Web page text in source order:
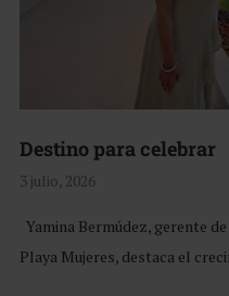
Destino para celebrar
3 julio, 2026
Yamina Bermúdez, gerente
Playa Mujeres, destaca el